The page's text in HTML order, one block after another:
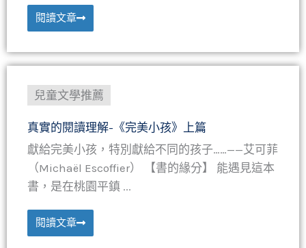
閱讀文章
兒童文學推薦
真實的閱讀理解-《完美小孩》上篇
獻給完美小孩，特別獻給不同的孩子……——艾可菲
（Michaël Escoffier） 【書的緣分】 能遇見這本
書，是在桃園平鎮 ...
閱讀文章